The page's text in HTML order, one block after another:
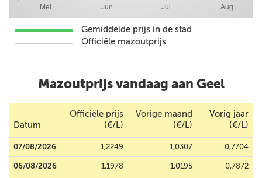
Gemiddelde prijs in de stad
Officiële mazoutprijs
Mazoutprijs vandaag aan Geel
Datum
Officiële prijs
(€/L)
Vorige maand
(€/L)
Vorig jaar
(€/L)
07/08/2026 1,2249 1,0307 0,7704
06/08/2026 1,1978 1,0195 0,7872